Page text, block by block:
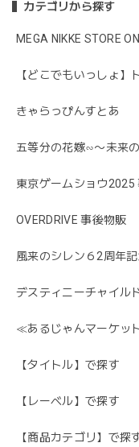
カテゴリから探す
MEGA NIKKE STORE
【どこでもいっしょ
きゃらっぴんすとあ
五等分の花嫁∽〜未来
東京ゲームショウ
OVERDRIVE 事後物販
風来のシレン６2周年
デスティニーチャイル
≪あるじゃんマーケッ
【タイトル】で探す
【レーベル】で探す
【商品カテゴリ】で探